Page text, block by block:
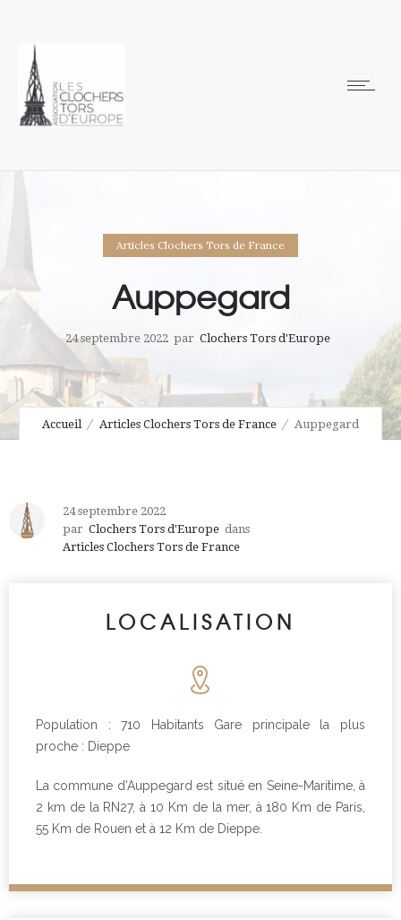
Articles Clochers Tors de France
Auppegard
24 septembre 2022 par Clochers Tors d'Europe
Accueil Articles Clochers Tors de France Auppegard
24 septembre 2022
par Clochers Tors d'Europe dans
Articles Clochers Tors de France
LOCALISATION
Population : 710 Habitants Gare principale la plus
proche : Dieppe
La commune d’Auppegard est situé en Seine-Maritime, à
2 km de la RN27, à 10 Km de la mer, à 180 Km de Paris,
55 Km de Rouen et à 12 Km de Dieppe.